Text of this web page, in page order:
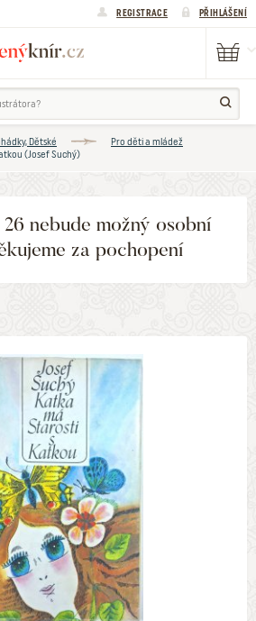
REGISTRACE PŘIHLÁŠENÍ
Dětské
Pro děti a mládež
(Josef Suchý)
nebude možný osobní
za pochopení